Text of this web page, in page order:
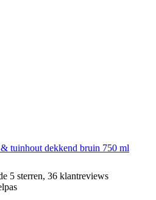
tuinhout dekkend bruin 750 ml
5 sterren, 36 klantreviews